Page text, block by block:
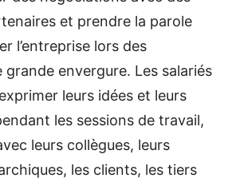
et prendre la parole
l’entreprise lors des
grande envergure. Les salariés
leurs idées et leurs
les sessions de travail,
leurs collègues, leurs
les clients, les tiers